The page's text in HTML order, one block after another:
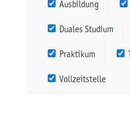
Ausbildung
Duales Studium
Praktikum
Vollzeitstelle